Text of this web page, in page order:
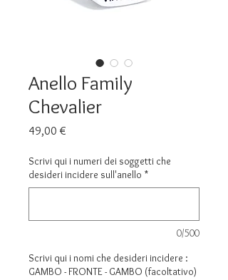
Anello Family
Chevalier
49,00 €
Scrivi qui i numeri dei soggetti che
desideri incidere sull'anello *
0/500
Scrivi qui i nomi che desideri incidere :
GAMBO - FRONTE - GAMBO (facoltativo)